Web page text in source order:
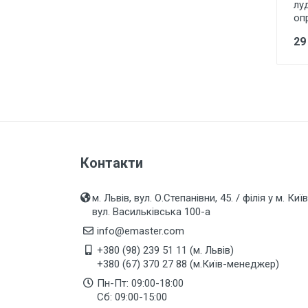
живлення, світлові шнури,
Технічне освітлення під лампу
Е27 цоколь
Точкове освітлення
Декоративне освітлення
Садово-паркове освітлення
Контакти
м. Львів, вул. О.Степанівни, 45. / філія у м.
вул. Васильківська 100-а
info@emaster.com
+380 (98) 239 51 11 (м. Львів)
+380 (67) 370 27 88 (м.Київ-менеджер)
Пн-Пт: 09:00-18:00
Сб: 09:00-15:00